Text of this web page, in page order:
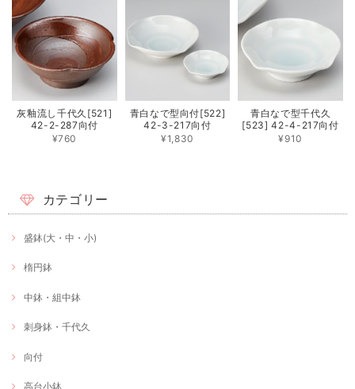
灰釉流し千代久[521]
42-2-287向付
¥760
青白なで型向付[522]
42-3-217向付
¥1,830
青白なで型千代久
[523] 42-4-217向付
¥910
カテゴリー
盛鉢(大・中・小)
楕円鉢
中鉢・組中鉢
刺身鉢・千代久
向付
高台小鉢